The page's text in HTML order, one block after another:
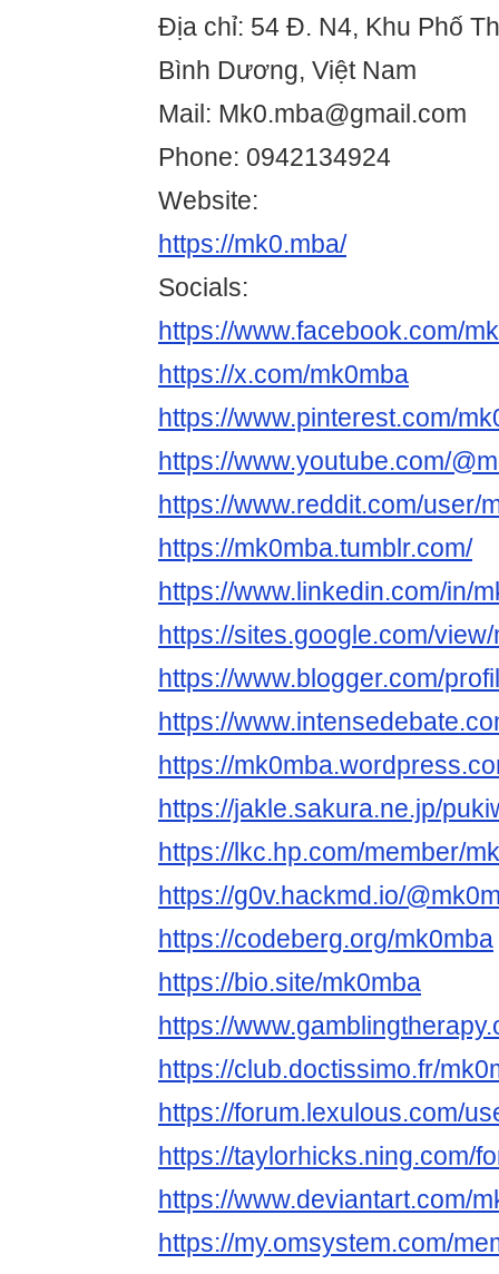
Địa chỉ: 54 Đ. N4, Khu Phố
Bình Dương, Việt Nam
Mail: Mk0.mba@gmail.com
Phone: 0942134924
Website:
https://mk0.mba/
Socials:
https://www.facebook.com/
https://x.com/mk0mba
https://www.pinterest.com/
https://www.youtube.com/
https://www.reddit.com/user/
https://mk0mba.tumblr.com/
https://www.linkedin.com/in/
https://sites.google.com/
https://www.blogger.com/
https://
https://
https://jakle.sakura.ne.jp/
https://lkc.hp.com/member/
https://g0v.hackmd.io/
https://codeberg.org/mk0mba
https://bio.site/mk0mba
https://
https://club.doctissimo.fr/
https://forum.lexulous.com/
https://taylorhicks.ning.com/
https://www.deviantart.com/
https://my.omsystem.com/